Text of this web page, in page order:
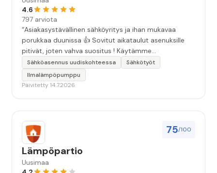
4.6
797 arviota
“Asiakasystävällinen sähköyritys ja ihan mukavaa
porukkaa duunissa 👍 Sovitut aikataulut asenuksille
pitivät, joten vahva suositus ! Käytämme
seuraavallakin kerralla!”
Sähköasennus uudiskohteessa
Sähkötyöt
Ilmalämpöpumppu
Päivitetty 14.7.2026
75/100
Lämpöpartio
Uusimaa